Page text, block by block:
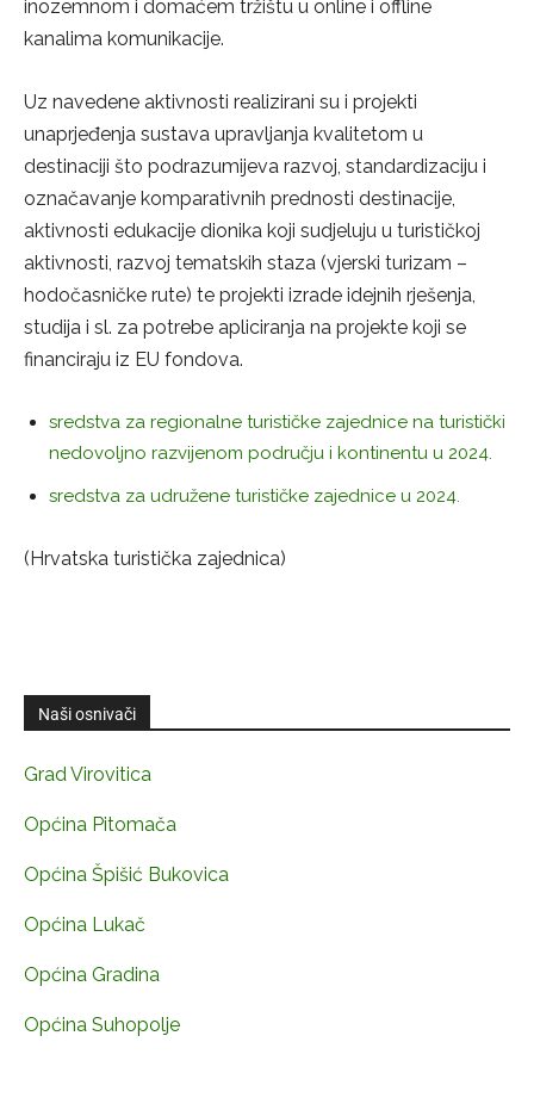
inozemnom i domaćem tržištu u online i offline
kanalima komunikacije.
Uz navedene aktivnosti realizirani su i projekti
unaprjeđenja sustava upravljanja kvalitetom u
destinaciji što podrazumijeva razvoj, standardizaciju i
označavanje komparativnih prednosti destinacije,
aktivnosti edukacije dionika koji sudjeluju u turističkoj
aktivnosti, razvoj tematskih staza (vjerski turizam –
hodočasničke rute) te projekti izrade idejnih rješenja,
studija i sl. za potrebe apliciranja na projekte koji se
financiraju iz EU fondova.
sredstva za regionalne turističke zajednice na turistički
nedovoljno razvijenom području i kontinentu u 2024.
sredstva za udružene turističke zajednice u 2024.
(Hrvatska turistička zajednica)
Naši osnivači
Grad Virovitica
Općina Pitomača
Općina Špišić Bukovica
Općina Lukač
Općina Gradina
Općina Suhopolje